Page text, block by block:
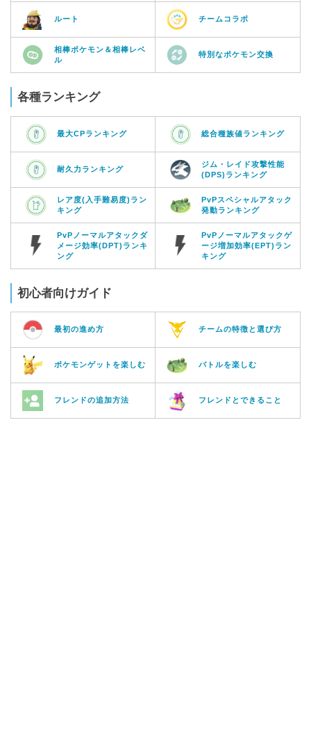
ルート チームコラボ
相棒ポケモン＆相棒レベ
ル
特別なポケモン交換
各種ランキング
最大CPランキング 総合種族値ランキング
耐久力ランキング
ジム・レイド攻撃性能
(DPS)ランキング
レア度(入手難易度)ラン
キング
PvPスペシャルアタック
発動ランキング
PvPノーマルアタックダ
メージ効率(DPT)ランキ
ング
PvPノーマルアタックゲ
ージ増加効率(EPT)ラン
キング
初心者向けガイド
最初の進め方 チームの特徴と選び方
ポケモンゲットを楽しむ バトルを楽しむ
フレンドの追加方法 フレンドとできること